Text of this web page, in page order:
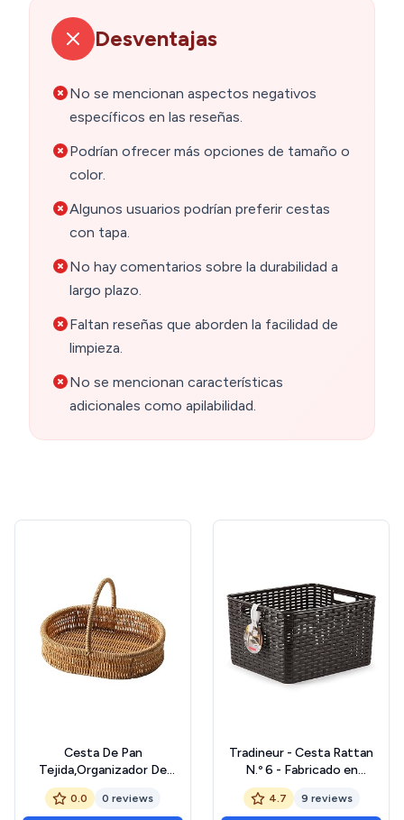
Desventajas
No se mencionan aspectos negativos
específicos en las reseñas.
Podrían ofrecer más opciones de tamaño o
color.
Algunos usuarios podrían preferir cestas
con tapa.
No hay comentarios sobre la durabilidad a
largo plazo.
Faltan reseñas que aborden la facilidad de
limpieza.
No se mencionan características
adicionales como apilabilidad.
Cesta De Pan
Tejida,Organizador De
Alimentos Con Asas -
Cesta Decorativa de
0.0 0 reviews
Tradineur - Cesta Rattan
N.º 6 - Fabricado en
plástico - Almacenamiento
de Ropa, Productos de
4.7 9 reviews